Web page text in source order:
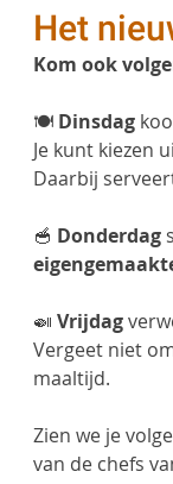
Het
Kom ook
🍽 Dinsdag
Je kunt kiezen
Daarbij
🥣 Donderdag
🍛 Vrijdag
Vergeet niet
maaltijd.
Zien we je
van de chefs